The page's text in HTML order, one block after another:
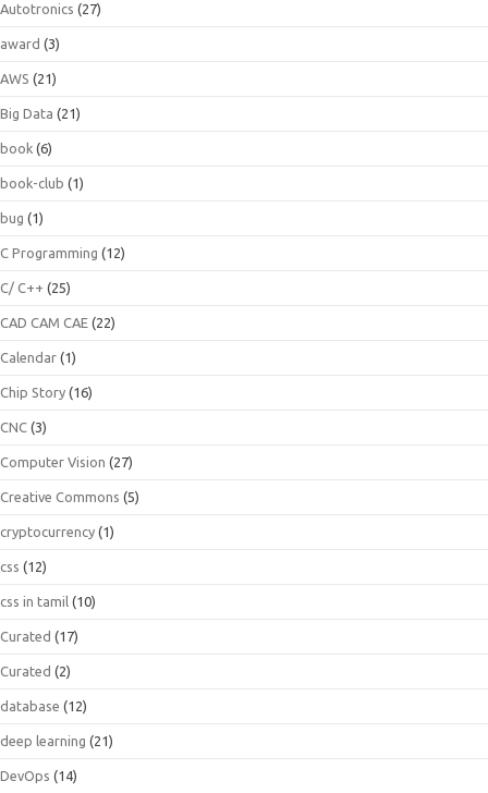
Autotronics (27)
award (3)
AWS (21)
Big Data (21)
book (6)
book-club (1)
bug (1)
C Programming (12)
C/ C++ (25)
CAD CAM CAE (22)
Calendar (1)
Chip Story (16)
CNC (3)
Computer Vision (27)
Creative Commons (5)
cryptocurrency (1)
css (12)
css in tamil (10)
Curated (17)
Curated (2)
database (12)
deep learning (21)
DevOps (14)